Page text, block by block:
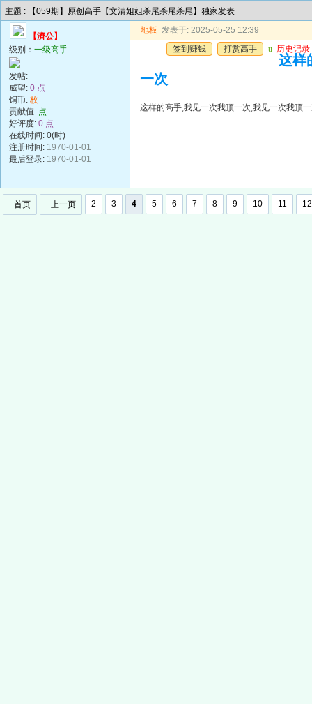
主题 : 【059期】原创高手【文清姐姐杀尾杀尾杀尾】独家发表
【濟公】
级别： 一级高手
发帖:
威望: 0 点
铜币: 枚
贡献值: 点
好评度: 0 点
在线时间: 0(时)
注册时间: 1970-01-01
最后登录: 1970-01-01
地板 发表于: 2025-05-25 12:39
签到赚钱
打赏高手 u 历史记录
这样
一次
这样的高手,我见一次我顶一次,我见一次我顶
首页 上一页 2 3 4 5 6 7 8 9 10 11 12